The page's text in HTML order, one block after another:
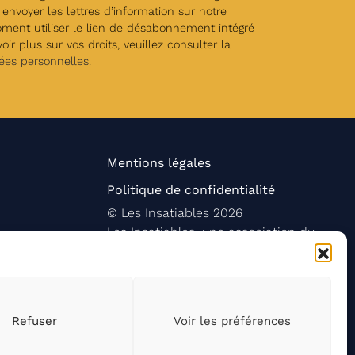
Refuser Voir les préférences
les lettres d’information sur notre
utiliser le lien de désabonnement intégré
plus sur vos droits, veuillez consulter la
personnelles
Mentions légales
Politique de confidentialité
© Les Insatiables2026
Les Insatiables, une association du